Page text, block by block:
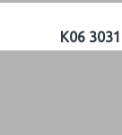
K06 3031